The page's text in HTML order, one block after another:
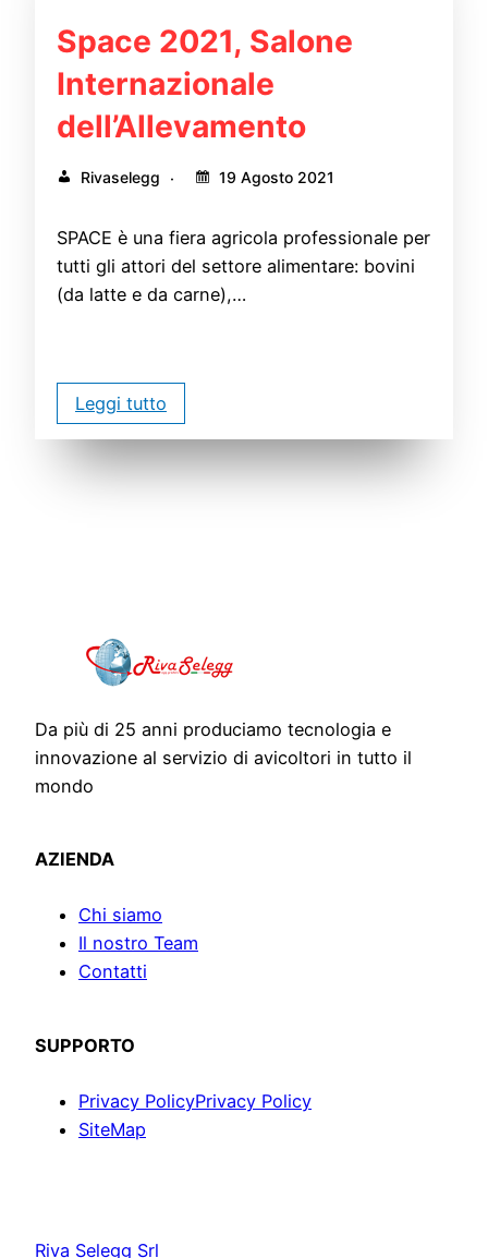
Space 2021, Salone
Internazionale
dell’Allevamento
Rivaselegg 19 Agosto 2021
SPACE è una fiera agricola professionale per
tutti gli attori del settore alimentare: bovini
(da latte e da carne),…
Leggi tutto
Da più di 25 anni produciamo tecnologia e
innovazione al servizio di avicoltori in tutto il
mondo
AZIENDA
Chi siamo
Il nostro Team
Contatti
SUPPORTO
Privacy PolicyPrivacy Policy
SiteMap
Riva Selegg Srl